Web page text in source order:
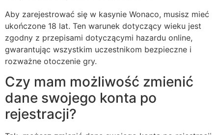
Aby zarejestrować się w kasynie Wonaco, musisz mieć
ukończone 18 lat. Ten warunek dotyczący wieku jest
zgodny z przepisami dotyczącymi hazardu online,
gwarantując wszystkim uczestnikom bezpieczne i
rozważne otoczenie gry.
Czy mam możliwość zmienić
dane swojego konta po
rejestracji?